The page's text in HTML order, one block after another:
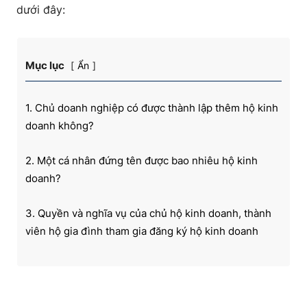
dưới đây:
Mục lục Ẩn
1. Chủ doanh nghiệp có được thành lập thêm hộ kinh
doanh không?
2. Một cá nhân đứng tên được bao nhiêu hộ kinh
doanh?
3. Quyền và nghĩa vụ của chủ hộ kinh doanh, thành
viên hộ gia đình tham gia đăng ký hộ kinh doanh